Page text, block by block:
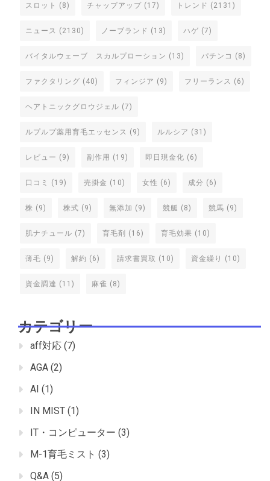
スロット (8) チャップアップ (17) トレンド (2131)
ニュース (2130) ノーブランド (13) ハゲ (7)
バイタルウェーブ スカルプローション (13) パチンコ (8)
ファクタリング (40) フィンジア (9) フリーランス (6)
ヘアトニックグロウジェル (7)
ルプルプ薬用育毛エッセンス (9) ルルシア (31)
レビュー (9) 副作用 (19) 即日現金化 (6)
口コミ (19) 売掛金 (10) 女性 (6) 成分 (6)
株 (9) 株式 (9) 無添加 (9) 競艇 (8) 競馬 (9)
肌ナチュール (7) 育毛剤 (16) 育毛効果 (10)
薄毛 (9) 解約 (6) 請求書買取 (10) 資金繰り (10)
資金調達 (11) 麻雀 (8)
カテゴリー
aff対応 (7)
AGA (2)
AI (1)
IN MIST (1)
IT・コンピューター (3)
M-1育毛ミスト (3)
Q&A (5)